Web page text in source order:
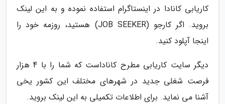
کاریابی کانادا در اینستاگرام استفاده نموده و به این لینک
بروید. اگر کارجو (JOB SEEKER) هستید، روزمه خود را
اینجا آپلود کنید.
دیگر سایت کاریابی مطرح کاناداست که شما را با 4 هزار
فرصت شغلی جدید در شهرهای مختلف این کشور یخی
آشنا می نماید. برای اطلاعات تکمیلی به این لینک بروید.